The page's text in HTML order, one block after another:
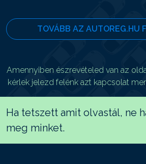
TOVÁBB AZ AUTOREG.HU
Amennyiben észrevételed van az
kérlek jelezd felénk azt kapcsolat
Ha tetszett amit olvastál, ne
meg minket.